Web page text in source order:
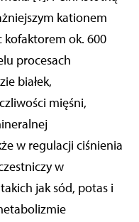
kationem
ok. 600
procesach
białek,
mięśni,
w regulacji ciś­nienia
w
jak sód, potas i